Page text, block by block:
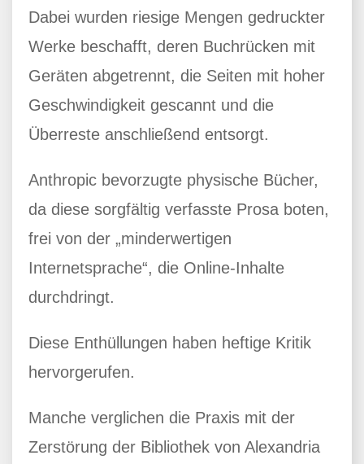
Dabei wurden riesige Mengen gedruckter
Werke beschafft, deren Buchrücken mit
Geräten abgetrennt, die Seiten mit hoher
Geschwindigkeit gescannt und die
Überreste anschließend entsorgt.
Anthropic bevorzugte physische Bücher,
da diese sorgfältig verfasste Prosa boten,
frei von der „minderwertigen
Internetsprache“, die Online-Inhalte
durchdringt.
Diese Enthüllungen haben heftige Kritik
hervorgerufen.
Manche verglichen die Praxis mit der
Zerstörung der Bibliothek von Alexandria